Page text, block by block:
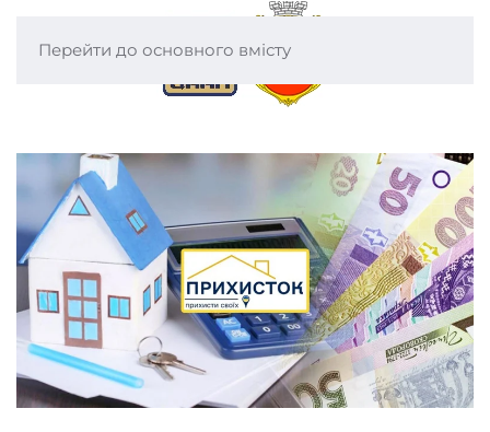
Перейти до основного вмісту